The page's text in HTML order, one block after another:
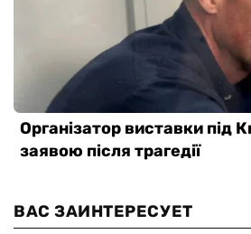
ВАС ЗАИНТЕРЕСУЕТ